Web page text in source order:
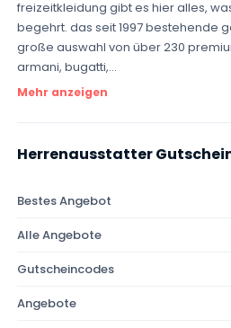
freizeitkleidung gibt es hier alles,
begehrt. das seit 1997 bestehende
große auswahl von über 230
armani, bugatti,...
Mehr anzeigen
Herrenausstatter
Bestes Angebot
Alle Angebote
Gutscheincodes
Angebote